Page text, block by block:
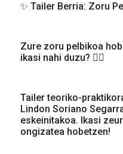
✨ Tailer Berria: Zoru
Zure zoru pelbikoa
ikasi nahi duzu? 🤸‍♀️
Tailer teoriko-
Lindon Soriano
eskeinitakoa. Ikasi
ongizatea hobetzen!